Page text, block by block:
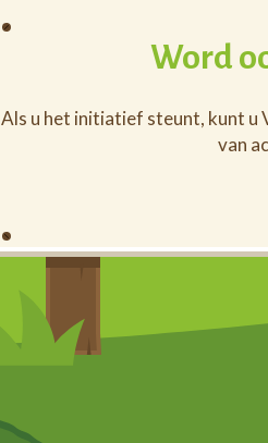
Word
Als u het initiatief steunt, kunt u
van